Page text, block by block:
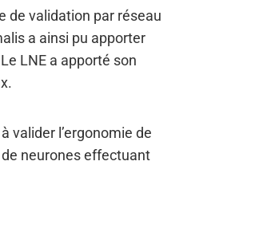
de validation par réseau
a ainsi pu apporter
LNE a apporté son
valider l’ergonomie de
neurones effectuant